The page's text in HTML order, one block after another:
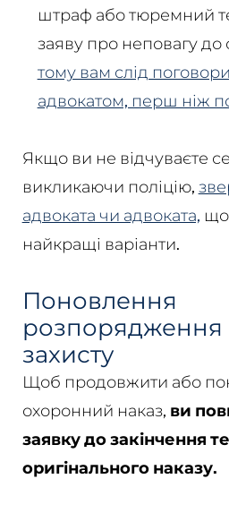
штраф або тюремний
заяву про неповагу до
тому вам слід
адвокатом, перш ніж
Якщо ви не відчуваєте
викликаючи поліцію,
адвоката чи адвоката,
найкращі варіанти.
Поновлення
розпорядження
захисту
Щоб продовжити або
охоронний наказ, ви
заявку до закінчення
оригінального наказу.